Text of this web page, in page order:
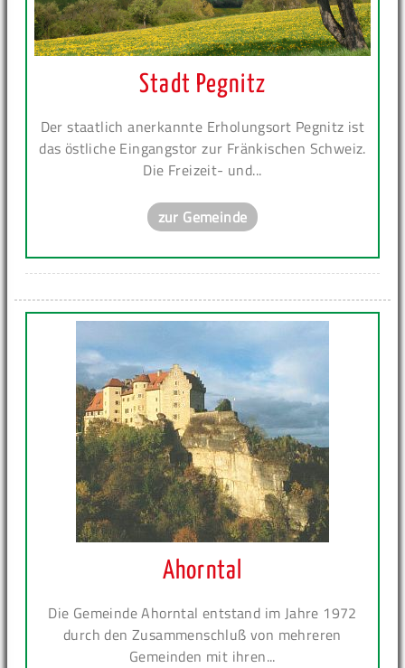
Stadt Pegnitz
Der staatlich anerkannte Erholungsort Pegnitz ist
das östliche Eingangstor zur Fränkischen Schweiz.
Die Freizeit- und...
zur Gemeinde
Ahorntal
Die Gemeinde Ahorntal entstand im Jahre 1972
durch den Zusammenschluß von mehreren
Gemeinden mit ihren...